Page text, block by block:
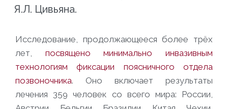
Я.Л. Цивьяна.
Исследование, продолжающееся более трёх
лет, посвящено минимально инвазивным
технологиям фиксации поясничного отдела
позвоночника. Оно включает результаты
лечения 359 человек со всего мира: России,